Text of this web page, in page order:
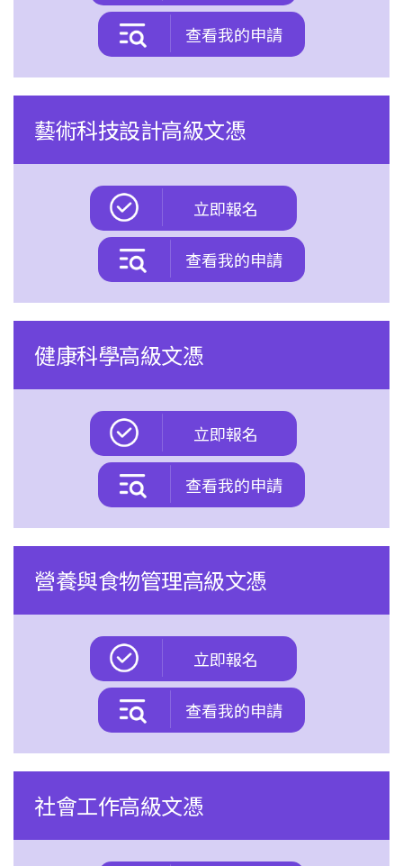
查看我的申請
藝術科技設計高級文憑
立即報名
查看我的申請
健康科學高級文憑
立即報名
查看我的申請
營養與食物管理高級文憑
立即報名
查看我的申請
社會工作高級文憑